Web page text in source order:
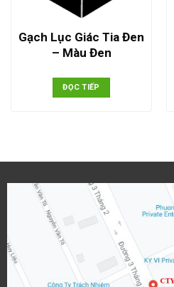
Gạch Lục Giác Tia Đen
– Màu Đen
ĐỌC TIẾP